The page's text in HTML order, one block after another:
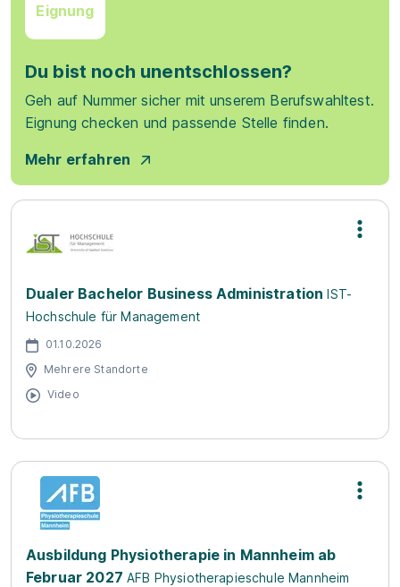
Eignung
Du bist noch unentschlossen?
Geh auf Nummer sicher mit unserem Berufswahltest.
Eignung checken und passende Stelle finden.
Mehr erfahren
Dualer Bachelor Business Administration IST-
Hochschule für Management
01.10.2026
Mehrere Standorte
Video
Ausbildung Physiotherapie in Mannheim ab
Februar 2027 AFB Physiotherapieschule Mannheim